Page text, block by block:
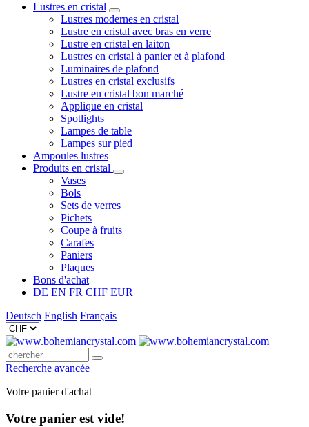
Lustres en cristal
Lustres modernes en cristal
Lustre en cristal avec bras en verre
Lustre en cristal en laiton
Lustres en cristal à panier et à plafond
Luminaires de plafond
Lustres en cristal exclusifs
Lustre en cristal bon marché
Applique en cristal
Spotlights
Lampes de table
Lampes sur pied
Ampoules lustres
Produits en cristal
Vases
Bols
Sets de verres
Pichets
Coupe à fruits
Carafes
Paniers
Plaques
Bons d'achat
DE EN FR CHF EUR
Deutsch English Français
Recherche avancée
Votre panier d'achat
Votre panier est vide!